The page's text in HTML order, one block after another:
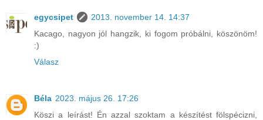
egycsipet
2013. november 14. 14:37
Kacago, nagyon jól hangzik, ki fogom próbálni, köszönöm!
:)
Válasz
Béla 2023. május 26. 17:26
Köszi a leírást! Én azzal szoktam a készítést fölspécizni,